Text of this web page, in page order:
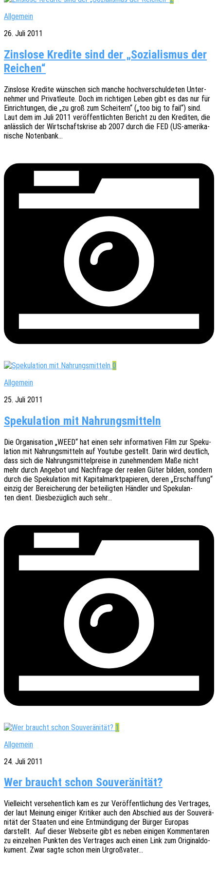
Allgemein
26. Juli 2011
Zinslose Kredite sind der „Sozialismus der
Reichen“
Zins­lo­se Kredi­te wünschen sich manche hoch­ver­schul­de­ten Unter­
neh­mer und Privat­leu­te. Doch im rich­ti­gen Leben gibt es das nur für
Einrich­tun­gen, die „zu groß zum Schei­tern“ („too big to fail“) sind.
Laut dem im Juli 2011 veröf­fent­lich­ten Bericht zu den Kredi­ten, die
anläss­lich der Wirt­schafts­kri­se ab 2007 durch die FED (US-ameri­­ka­­
ni­­sche Notenbank…
0
Allgemein
25. Juli 2011
Spekulation mit Nahrungsmitteln
Die Orga­ni­sa­ti­on „WEED“ hat einen sehr infor­ma­ti­ven Film zur Speku­
la­ti­on mit Nahrungs­mit­teln auf Youtube gestellt. Darin wird deut­lich,
dass sich die Nahrungs­mit­tel­prei­se in zuneh­men­dem Maße nicht
mehr durch Ange­bot und Nach­fra­ge der realen Güter bilden, sondern
durch die Speku­la­ti­on mit Kapi­tal­markt­pa­pie­ren, deren „Erschaf­fung“
einzig der Berei­che­rung der betei­lig­ten Händ­ler und Speku­lan­
ten dient. Dies­be­züg­lich auch sehr…
1
Allgemein
24. Juli 2011
Wer braucht schon Souveränität?
Viel­leicht verse­hent­lich kam es zur Veröf­fent­li­chung des Vertra­ges,
der laut Meinung eini­ger Kriti­ker auch den Abschied aus der Souve­rä­
ni­tät der Staa­ten und eine Entmün­di­gung der Bürger Euro­pas
darstellt. Auf dieser Websei­te gibt es neben eini­gen Kommen­ta­ren
zu einzel­nen Punk­ten des Vertra­ges auch einen Link zum Origi­nal­do­
ku­ment. Zwar sagte schon mein Urgroßvater…